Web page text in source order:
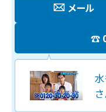
メール